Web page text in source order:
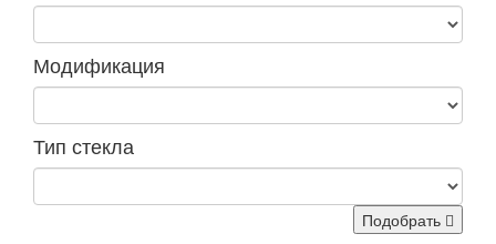
Модификация
Тип стекла
Подобрать